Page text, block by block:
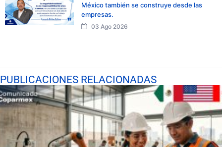
México también se construye desde las
empresas.
03 Ago 2026
PUBLICACIONES RELACIONADAS